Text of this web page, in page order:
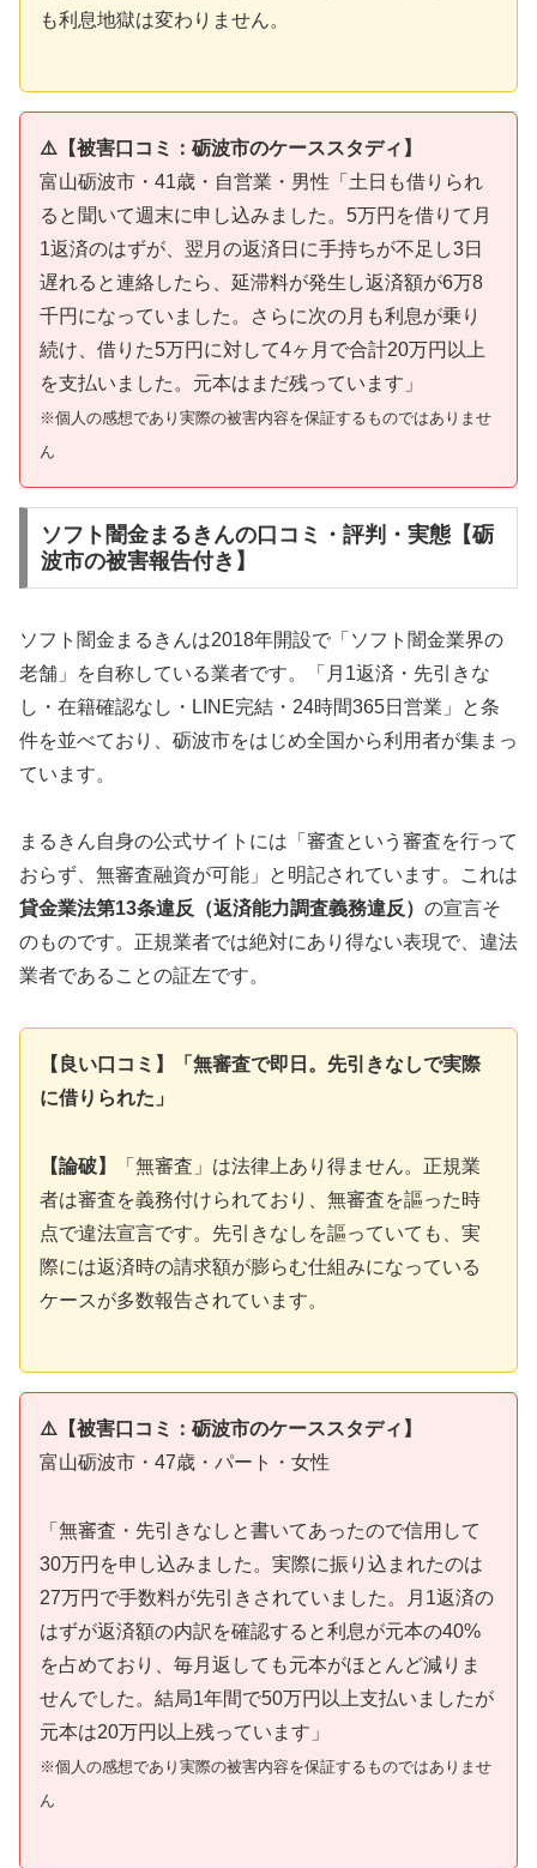
も利息地獄は変わりません。
⚠️【被害口コミ：砺波市のケーススタディ】
富山砺波市・41歳・自営業・男性「土日も借りられ
ると聞いて週末に申し込みました。5万円を借りて月
1返済のはずが、翌月の返済日に手持ちが不足し3日
遅れると連絡したら、延滞料が発生し返済額が6万8
千円になっていました。さらに次の月も利息が乗り
続け、借りた5万円に対して4ヶ月で合計20万円以上
を支払いました。元本はまだ残っています」
※個人の感想であり実際の被害内容を保証するものではありませ
ん
ソフト闇金まるきんの口コミ・評判・実態【砺
波市の被害報告付き】
ソフト闇金まるきんは2018年開設で「ソフト闇金業界の
老舗」を自称している業者です。「月1返済・先引きな
し・在籍確認なし・LINE完結・24時間365日営業」と条
件を並べており、砺波市をはじめ全国から利用者が集まっ
ています。
まるきん自身の公式サイトには「審査という審査を行って
おらず、無審査融資が可能」と明記されています。これは
貸金業法第13条違反（返済能力調査義務違反） の宣言そ
のものです。正規業者では絶対にあり得ない表現で、違法
業者であることの証左です。
【良い口コミ】「無審査で即日。先引きなしで実際
に借りられた」
【論破】
「無審査」は法律上あり得ません。正規業
者は審査を義務付けられており、無審査を謳った時
点で違法宣言です。先引きなしを謳っていても、実
際には返済時の請求額が膨らむ仕組みになっている
ケースが多数報告されています。
⚠️【被害口コミ：砺波市のケーススタディ】
富山砺波市・47歳・パート・女性
「無審査・先引きなしと書いてあったので信用して
30万円を申し込みました。実際に振り込まれたのは
27万円で手数料が先引きされていました。月1返済の
はずが返済額の内訳を確認すると利息が元本の40%
を占めており、毎月返しても元本がほとんど減りま
せんでした。結局1年間で50万円以上支払いましたが
元本は20万円以上残っています」
※個人の感想であり実際の被害内容を保証するものではありませ
ん